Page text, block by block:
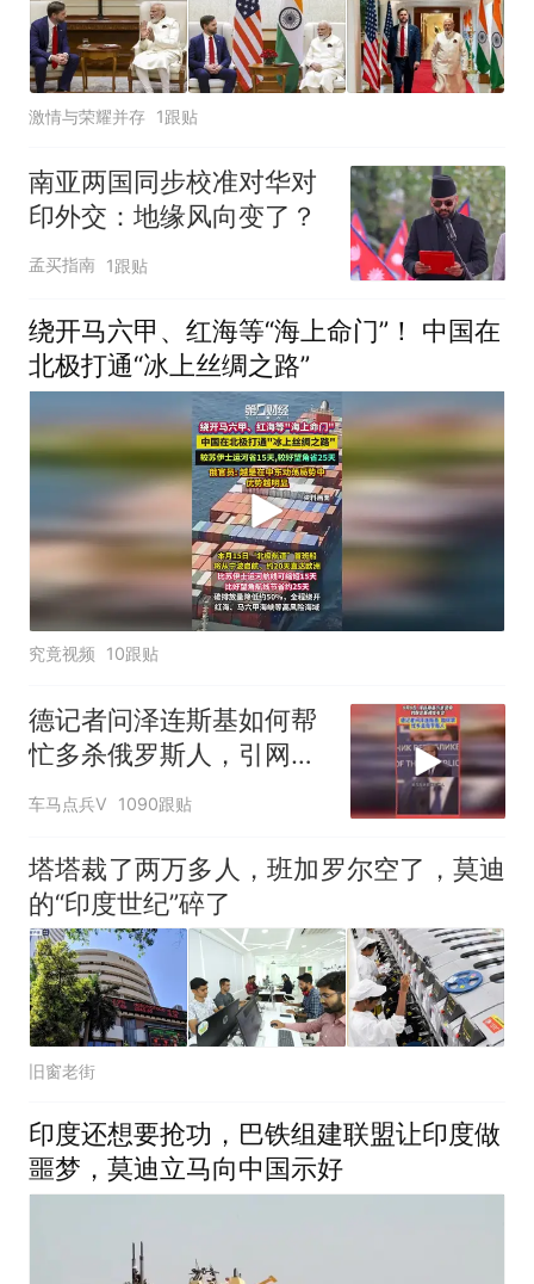
激情与荣耀并存 1跟贴
南亚两国同步校准对华对
印外交：地缘风向变了？
孟买指南 1跟贴
绕开马六甲、红海等“海上命门”！ 中国在
北极打通“冰上丝绸之路”
究竟视频 10跟贴
德记者问泽连斯基如何帮
忙多杀俄罗斯人，引网友
热议
车马点兵V 1090跟贴
塔塔裁了两万多人，班加罗尔空了，莫迪
的“印度世纪”碎了
旧窗老街
印度还想要抢功，巴铁组建联盟让印度做
噩梦，莫迪立马向中国示好